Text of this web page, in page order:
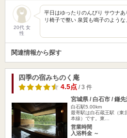
20代 女
性
平日はゆったりのんびり サウナ
リ椅子で整い 泉質も鳴子のよう
関連情報から探す
四季の宿みちのく庵
4.5点/ 3 件
宮城県 / 白石市 / 鎌先
白石駅5.00km
最寄駅は白石蔵王駅（東
本線）です。東…
営業時間
入浴料金 ～